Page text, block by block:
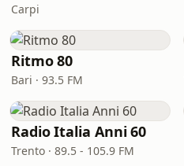
Carpi
Ritmo 80
Bari · 93.5 FM
Radio Italia Anni 60
Trento · 89.5 - 105.9 FM